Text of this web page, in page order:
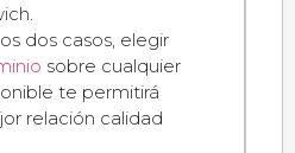
dos casos, elegir
sobre cualquier
te permitirá
relación calidad